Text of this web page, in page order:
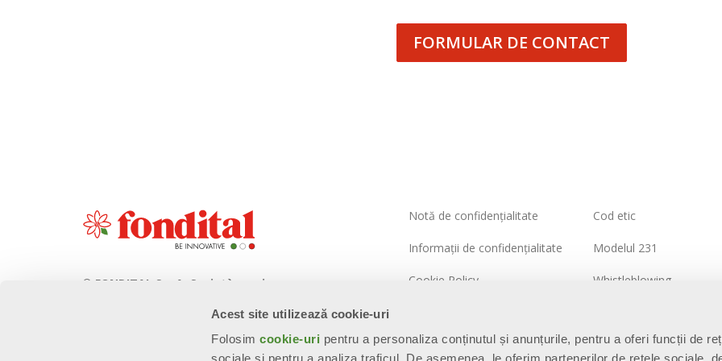
Acest site utilizează cookie-uri
Folosimcookie-uri pentru a personaliza conținutul și anunțurile, pentru a oferi funcții de
FORMULAR DE CONTACT
© FONDITAL S.p.A. Società a unico
Sede Legale e Amministrativa
Via Cerreto, 40 - 25079 VOBARNO
Notă de confidențialitate
Informații de confidențialitate
Cookie Policy
Harta site-ului
Cod etic
Modelul 231
Whistleblowing